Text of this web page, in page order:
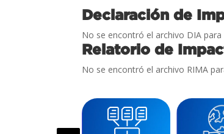
Declaración de
No se encontró el archivo DIA para
Relatorio de
No se encontró el archivo RIMA